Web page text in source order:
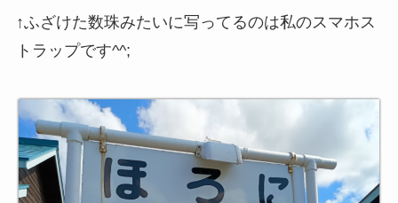
↑ふざけた数珠みたいに写ってるのは私のスマホス
トラップです^^;